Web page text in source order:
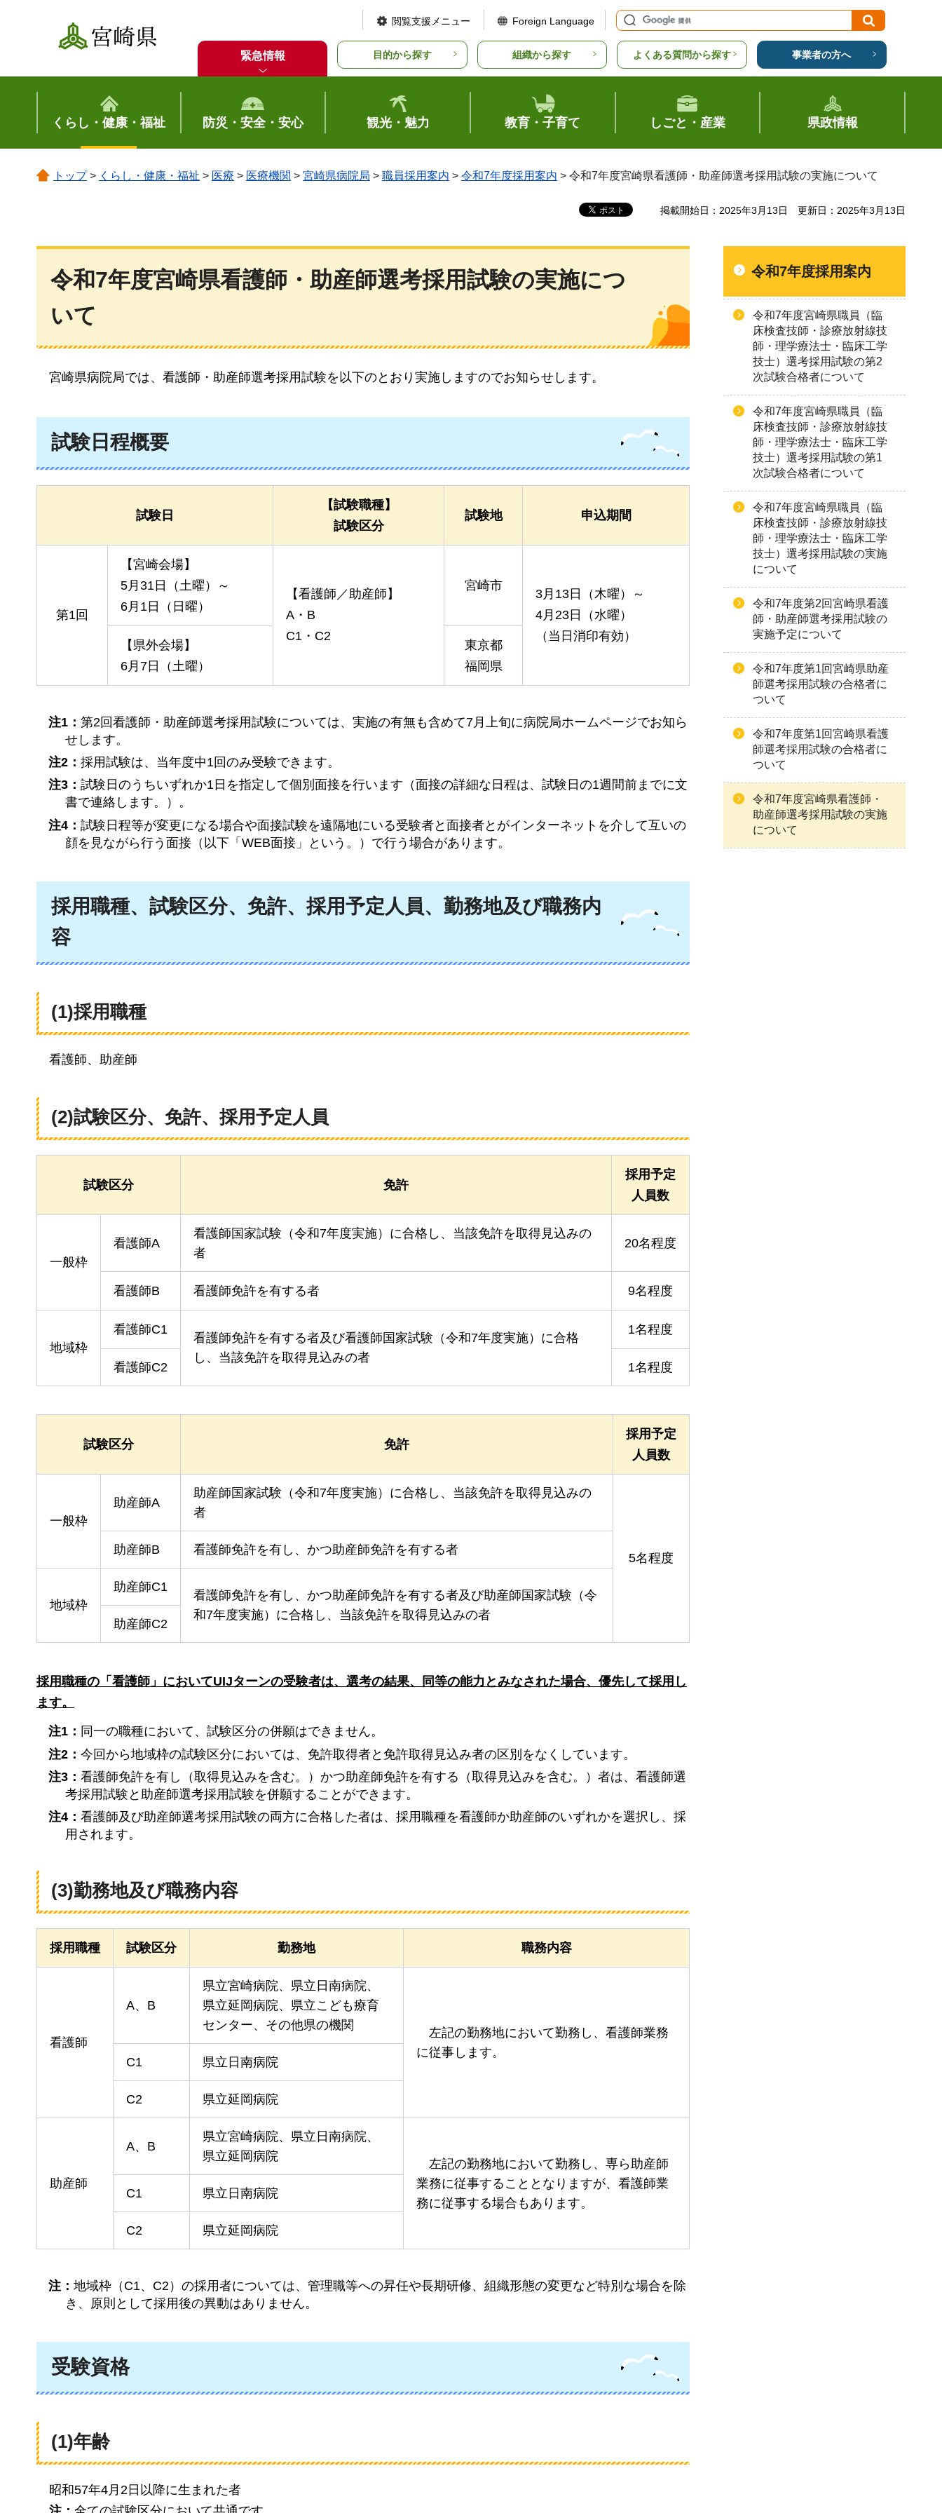
宮崎県
閲覧支援メニュー Foreign Language
緊急情報 目的から探す 組織から探す よくある質問から探す 事業者の方へ
くらし・健康・福祉 防災・安全・安心 観光・魅力 教育・子育て しごと・産業 県政情報
トップ> くらし・健康・福祉 > 医療 > 医療機関 > 宮崎県病院局 > 職員採用案内 > 令和7年度採用案内 > 令和7年度宮崎県看護師・助産師選考採用試験の実施について
掲載開始日：2025年3月13日 更新日：2025年3月13日
令和7年度宮崎県看護師・助産師選考採用試験の実施につ
いて
宮崎県病院局では、看護師・助産師選考採用試験を以下のとおり実施しますのでお知らせします。
試験日程概要
試験日
【試験職種】
試験区分
試験地 申込期間
第1回
【宮崎会場】
5月31日（土曜）～
6月1日（日曜）
【看護師／助産師】
A・B
C1・C2
宮崎市
3月13日（木曜）～
4月23日（水曜）
（当日消印有効）
【県外会場】
6月7日（土曜）
東京都
福岡県
注1：第2回看護師・助産師選考採用試験については、実施の有無も含めて7月上旬に病院局ホームページでお知ら
せします。
注2：採用試験は、当年度中1回のみ受験できます。
注3：試験日のうちいずれか1日を指定して個別面接を行います（面接の詳細な日程は、試験日の1週間前までに文
書で連絡します。）。
注4：試験日程等が変更になる場合や面接試験を遠隔地にいる受験者と面接者とがインターネットを介して互いの
顔を見ながら行う面接（以下「WEB面接」という。）で行う場合があります。
採用職種、試験区分、免許、採用予定人員、勤務地及び職務内
容
(1)採用職種
看護師、助産師
(2)試験区分、免許、採用予定人員
試験区分 免許
採用予定
人員数
20名程度
一般枠
看護師A
看護師国家試験（令和7年度実施）に合格し、当該免許を取得見込みの
者
看護師B 看護師免許を有する者 9名程度
地域枠
看護師C1
看護師免許を有する者及び看護師国家試験（令和7年度実施）に合格
し、当該免許を取得見込みの者
1名程度
看護師C2 1名程度
試験区分 免許
採用予定
人員数
一般枠
助産師A
助産師国家試験（令和7年度実施）に合格し、当該免許を取得見込みの
者
5名程度
助産師B 看護師免許を有し、かつ助産師免許を有する者
地域枠
助産師C1
看護師免許を有し、かつ助産師免許を有する者及び助産師国家試験（令
和7年度実施）に合格し、当該免許を取得見込みの者
助産師C2
採用職種の「看護師」においてUIJターンの受験者は、選考の結果、同等の能力とみなされた場合、優先して採用し
ます。
注1： 同一の職種において、試験区分の併願はできません。
注2：今回から地域枠の試験区分においては、免許取得者と免許取得見込み者の区別をなくしています。
注3：看護師免許を有し（取得見込みを含む。）かつ助産師免許を有する（取得見込みを含む。）者は、看護師選
考採用試験と助産師選考採用試験を併願することができます。
注4：看護師及び助産師選考採用試験の両方に合格した者は、採用職種を看護師か助産師のいずれかを選択し、採
用されます。
(3)勤務地及び職務内容
採用職種 試験区分 勤務地 職務内容
看護師
A、B
県立宮崎病院、県立日南病院、
県立延岡病院、県立こども療育
センター、その他県の機関
左記の勤務地において勤務し、看護師業務
に従事します。
C1 県立日南病院
C2 県立延岡病院
助産師
A、B
県立宮崎病院、県立日南病院、
県立延岡病院
左記の勤務地において勤務し、専ら助産師
業務に従事することとなりますが、看護師業
務に従事する場合もあります。
C1 県立日南病院
C2 県立延岡病院
注：地域枠（C1、C2）の採用者については、管理職等への昇任や長期研修、組織形態の変更など特別な場合を除
き、原則として採用後の異動はありません。
受験資格
(1)年齢
昭和57年4月2日以降に生まれた者
令和7年度採用案内
令和7年度宮崎県職員（臨
床検査技師・診療放射線技
師・理学療法士・臨床工学
技士）選考採用試験の第2
次試験合格者について
令和7年度宮崎県職員（臨
床検査技師・診療放射線技
師・理学療法士・臨床工学
技士）選考採用試験の第1
次試験合格者について
令和7年度宮崎県職員（臨
床検査技師・診療放射線技
師・理学療法士・臨床工学
技士）選考採用試験の実施
について
令和7年度第2回宮崎県看護
師・助産師選考採用試験の
実施予定について
令和7年度第1回宮崎県助産
師選考採用試験の合格者に
ついて
令和7年度第1回宮崎県看護
師選考採用試験の合格者に
ついて
令和7年度宮崎県看護師・
助産師選考採用試験の実施
について